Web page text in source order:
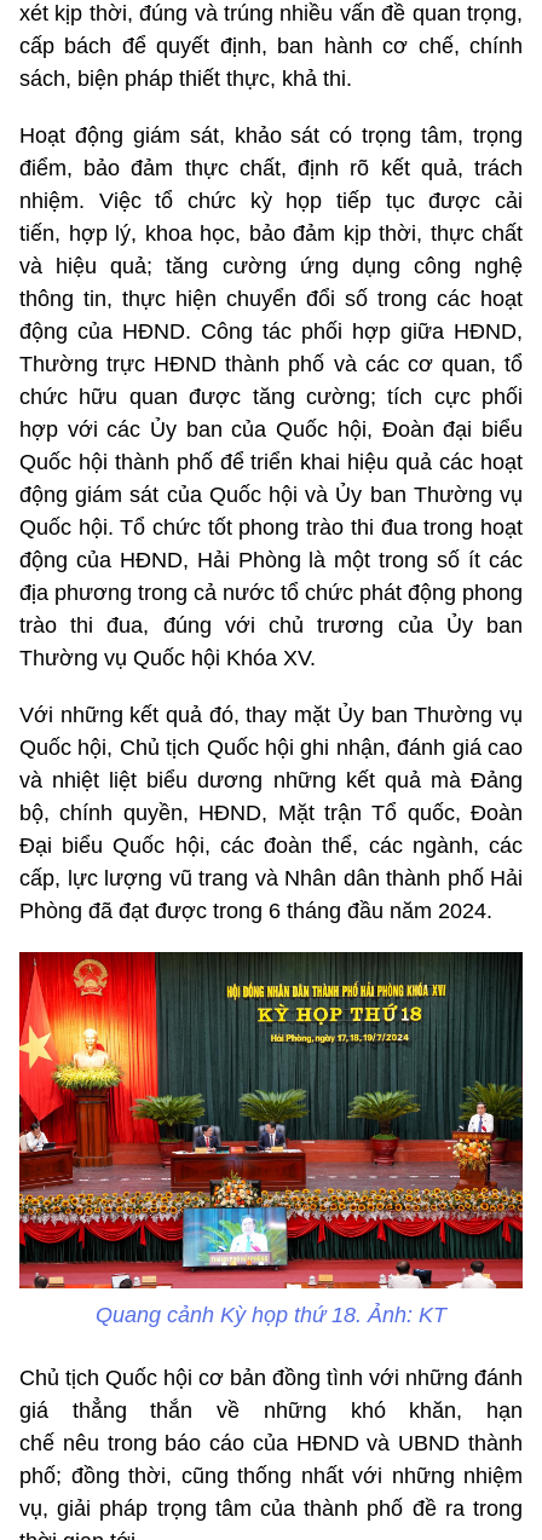
xét kịp thời, đúng và trúng nhiều vấn đề quan trọng,
cấp bách để quyết định, ban hành cơ chế, chính
sách, biện pháp thiết thực, khả thi.
Hoạt động giám sát, khảo sát có trọng tâm, trọng
điểm, bảo đảm thực chất, định rõ kết quả, trách
nhiệm. Việc tổ chức kỳ họp tiếp tục được cải
tiến, hợp lý, khoa học, bảo đảm kịp thời, thực chất
và hiệu quả; tăng cường ứng dụng công nghệ
thông tin, thực hiện chuyển đổi số trong các hoạt
động của HĐND. Công tác phối hợp giữa HĐND,
Thường trực HĐND thành phố và các cơ quan, tổ
chức hữu quan được tăng cường; tích cực phối
hợp với các Ủy ban của Quốc hội, Đoàn đại biểu
Quốc hội thành phố để triển khai hiệu quả các hoạt
động giám sát của Quốc hội và Ủy ban Thường vụ
Quốc hội. Tổ chức tốt phong trào thi đua trong hoạt
động của HĐND, Hải Phòng là một trong số ít các
địa phương trong cả nước tổ chức phát động phong
trào thi đua, đúng với chủ trương của Ủy ban
Thường vụ Quốc hội Khóa XV.
Với những kết quả đó, thay mặt Ủy ban Thường vụ
Quốc hội, Chủ tịch Quốc hội ghi nhận, đánh giá cao
và nhiệt liệt biểu dương những kết quả mà Đảng
bộ, chính quyền, HĐND, Mặt trận Tổ quốc, Đoàn
Đại biểu Quốc hội, các đoàn thể, các ngành, các
cấp, lực lượng vũ trang và Nhân dân thành phố Hải
Phòng đã đạt được trong 6 tháng đầu năm 2024.
Quang cảnh Kỳ họp thứ 18. Ảnh: KT
Chủ tịch Quốc hội cơ bản đồng tình với những đánh
giá thẳng thắn về những khó khăn, hạn
chế nêu trong báo cáo của HĐND và UBND thành
phố; đồng thời, cũng thống nhất với những nhiệm
vụ, giải pháp trọng tâm của thành phố đề ra trong